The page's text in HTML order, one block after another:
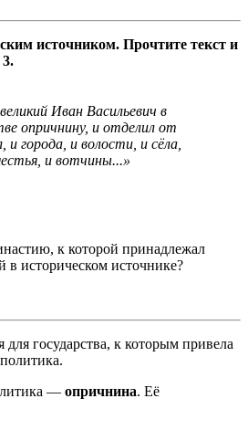
источником. Прочтите текст и
Иван Васильевич в
опричнину, и отделил от
и города, и волости, и сёла,
и вотчины...»
к которой принадлежал
историческом источнике?
государства, к которым привела
— опричнина. Её